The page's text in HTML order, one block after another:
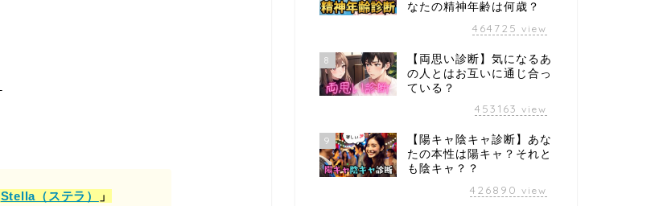
Stella（ステラ） 」
なたの精神年齢は何歳？
464725 view
8
【両思い診断】気になるあ
の人とはお互いに通じ合っ
ている？
453163 view
9
【陽キャ陰キャ診断】あな
たの本性は陽キャ？それと
も陰キャ？？
426890 view